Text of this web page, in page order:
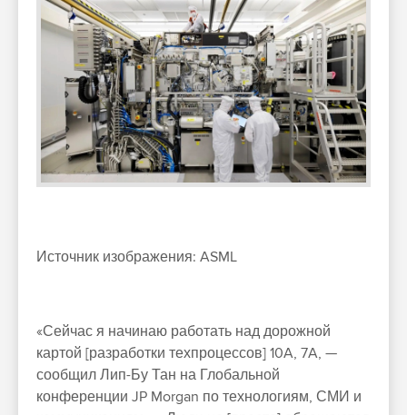
Источник изображения: ASML
«Сейчас я начинаю работать над дорожной
картой [разработки техпроцессов] 10A, 7A, —
сообщил Лип-Бу Тан на Глобальной
конференции JP Morgan по технологиям, СМИ и